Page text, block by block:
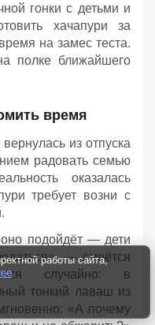
гонки с детьми и
хачапури за
на замес теста.
полке ближайшего
время
из отпуска
радовать семью
оказалась
требует возни с
подойдёт — дети
— смеётся
случайно: в
тонкий лаваш из
«А почему
работы сайта,